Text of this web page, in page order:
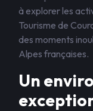
à explorer les
Tourisme de
des moments
Alpes françaises.
Un